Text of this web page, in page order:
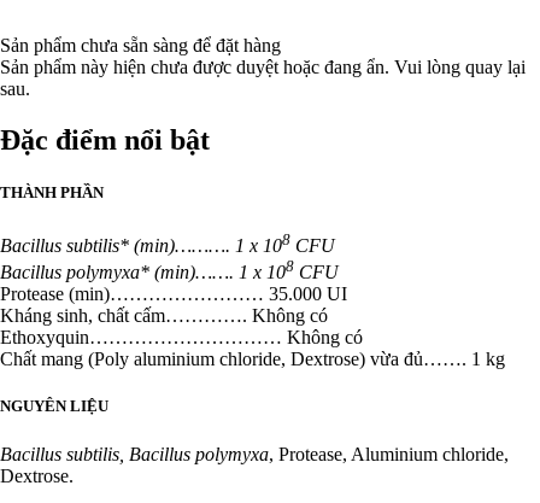
Sản phẩm chưa sẵn sàng để đặt hàng
Sản phẩm này hiện chưa được duyệt hoặc đang ẩn. Vui lòng quay lại
sau.
Đặc điểm nổi bật
THÀNH PHẦN
Bacillus subtilis* (min)………. 1 x 108 CFU
Bacillus polymyxa* (min)……. 1 x 108 CFU
Protease (min)…………………… 35.000 UI
Kháng sinh, chất cấm…………. Không có
Ethoxyquin………………………… Không có
Chất mang (Poly aluminium chloride, Dextrose) vừa đủ……. 1 kg
NGUYÊN LIỆU
Bacillus subtilis, Bacillus polymyxa, Protease, Aluminium chloride,
Dextrose.